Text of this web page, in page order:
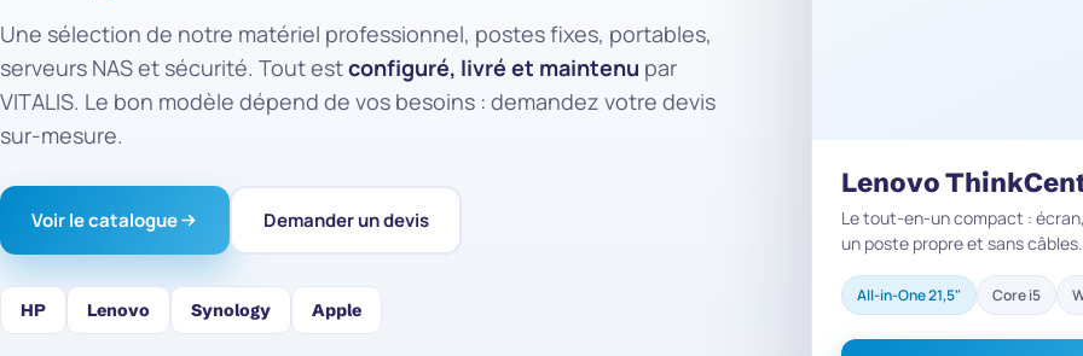
Une sélection de notre matériel professionnel, postes fixes, portables,
serveurs NAS et sécurité. Tout estconfiguré, livré et maintenu par
VITALIS. Le bon modèle dépend de vos besoins : demandez votre devis
sur-mesure.
Voir le catalogue Demander un devis
HP Lenovo Synology Apple
Lenovo
Le tout-en-un compact :
un poste propre et sans câbles.
All-in-One 21,5" Core i5